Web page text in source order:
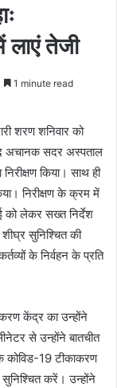
लाएं तेजी
1 minute read
शरण शनिवार को
अचानक सदर अस्पताल
किया। साथ ही
निरीक्षण के क्रम में
को लेकर सख्त निर्देश
सुनिश्चित की
के निर्वहन के प्रति
केंद्र का उन्होंने
से उन्होंने बातचीत
कोविड-19 टीकाकरण
सुनिश्चित करें। उन्होंने